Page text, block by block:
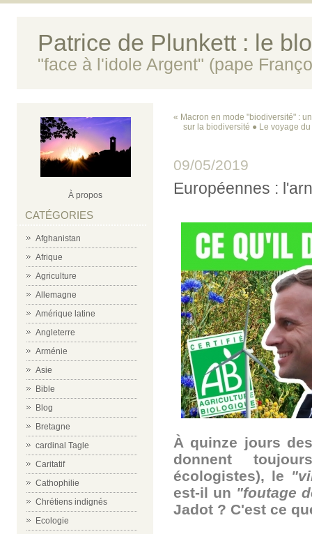
Patrice de Plunkett : le
"face à l'idole Argent" (pape
À propos
CATÉGORIES
Afghanistan
Afrique
Agriculture
Allemagne
Amérique latine
Angleterre
Arménie
Asie
Bible
Blog
Bretagne
cardinal Tagle
Caritatif
Cathophilie
Chrétiens indignés
Ecologie
« Macron en mode "biodiversité" :
sur la biodiversité ● Le voyage
09/05/2019
Européennes :
À quinze jours
donnent
écologistes), le
est-il un "foutage
Jadot ? C'est ce